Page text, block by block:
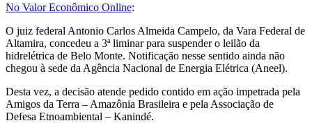
No Valor Econômico Online:
O juiz federal Antonio Carlos Almeida Campelo, da Vara Federal de
Altamira, concedeu a 3ª liminar para suspender o leilão da
hidrelétrica de Belo Monte. Notificação nesse sentido ainda não
chegou à sede da Agência Nacional de Energia Elétrica (Aneel).
Desta vez, a decisão atende pedido contido em ação impetrada pela
Amigos da Terra – Amazônia Brasileira e pela Associação de
Defesa Etnoambiental – Kanindé.